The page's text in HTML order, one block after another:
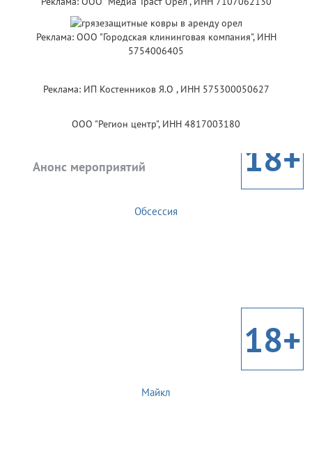
Реклама: ООО "Городская клининговая компания", ИНН
5754006405
Реклама: ИП Костенников Я.О , ИНН 575300050627
ООО "Регион центр", ИНН 4817003180
Анонс мероприятий 18+
Обсессия
18+
Майкл